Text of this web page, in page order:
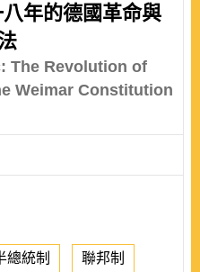
年的德國革命與
The Revolution of
Weimar Constitution
總統制 聯邦制